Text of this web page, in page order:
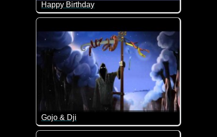
Happy Birthday
Das ist doch mal ein lustiges Happy Birthday
Gojo & Dji
An Silvester mal ordentlich mit Freunden einen